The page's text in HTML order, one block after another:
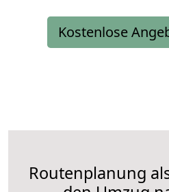
Kostenlose
Routenplanung